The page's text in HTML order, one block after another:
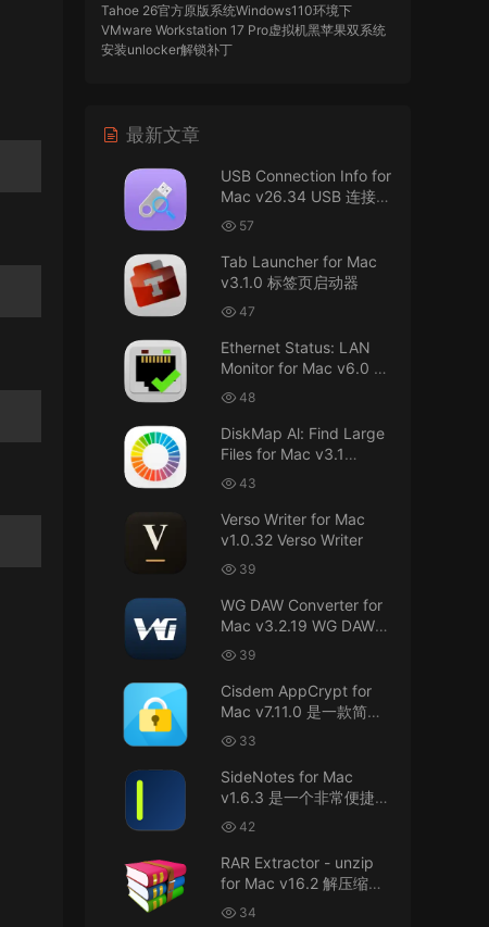
Tahoe 26官方原版系统Windows110环境下
VMware Workstation 17 Pro虚拟机黑苹果双系统
安装unlocker解锁补丁
AIO = All In One，一站式整合完整版
来源：
DaVinci Resolve Studio 21 for Mac
v21.0.3 AIO 达芬奇世界顶级调色软件
Mac长存
接！直接从苹果公司下载。
u8562248263583923 • 2026-07-29
黑苹果已死
来源： macOS Golden Gate 27 完整安装包链
接！直接从苹果公司下载。
u6525353742092371 • 2026-07-26
来源： DaVinci Resolve Studio 21 for Mac
v21.0.3 AIO 达芬奇世界顶级调色软件
janm999 • 2026-07-23
谢谢分享~
来源： AppleIGC.kext v1.8 黑苹果2.5G有线网卡
u9121732520675862 • 2026-07-22
可以重新发送夸克的资源吗，夸克的已经失
效了
最新文章
USB Connection Info for
Mac v26.34 USB 连接信
息 57
Tab Launcher for Mac
v3.1.0 标签页启动器
47
Ethernet Status: LAN
Monitor for Mac v6.0 以
太网状态：LAN 监控
48
DiskMap Al: Find Large
Files for Mac v3.1
DiskMap AL：查找大文
件
43
Verso Writer for Mac
v1.0.32 Verso Writer
39
WG DAW Converter for
Mac v3.2.19 WG DAW转
换器
39
Cisdem AppCrypt for
Mac v7.11.0 是一款简单
好用的Mac应用加密软件
33
SideNotes for Mac
v1.6.3 是一个非常便捷的
笔记软件
42
RAR Extractor - unzip
for Mac v16.2 解压缩工
具 34